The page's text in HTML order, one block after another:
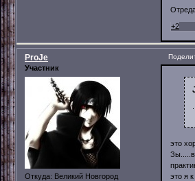
+2
ProJe
Участник
Откуда: Великий Новгород
это
это я